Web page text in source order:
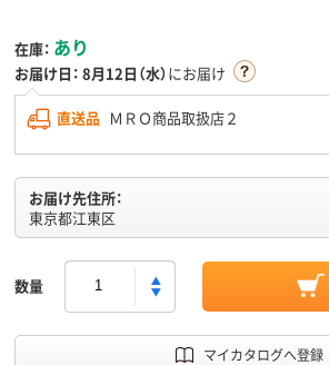
在庫： あり
お届け日： 8月12日（水）にお届け
直送品 ＭＲＯ商品取扱店２
お届け先住所：
東京都江東区
数量
マイカタログへ登録